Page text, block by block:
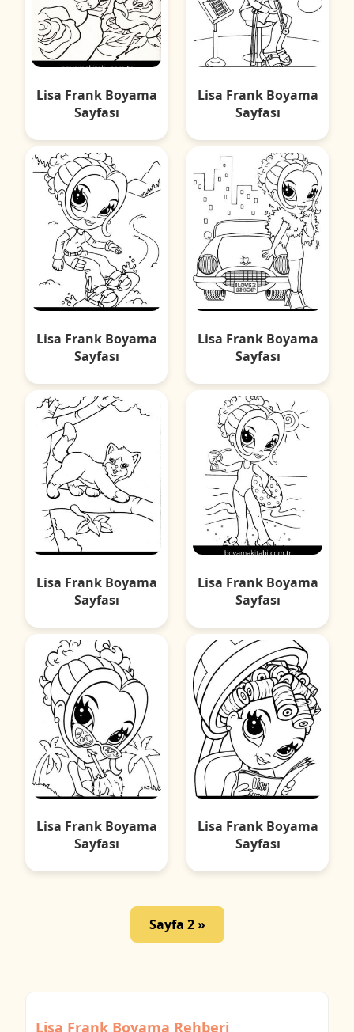
Lisa Frank Boyama
Sayfası
Lisa Frank Boyama
Sayfası
Lisa Frank Boyama
Sayfası
Lisa Frank Boyama
Sayfası
Lisa Frank Boyama
Sayfası
Lisa Frank Boyama
Sayfası
Lisa Frank Boyama
Sayfası
Lisa Frank Boyama
Sayfası
Sayfa 2 »
Lisa Frank Boyama Rehberi